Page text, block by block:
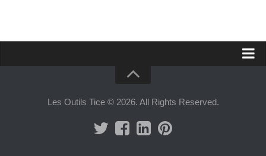
Annoncer sur Outils Tice
Abonnement Premium
Les Outils Tice © 2026. All Rights Reserved.